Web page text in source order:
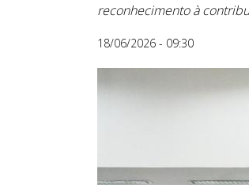
reconhecimento à
18/06/2026 - 09:30